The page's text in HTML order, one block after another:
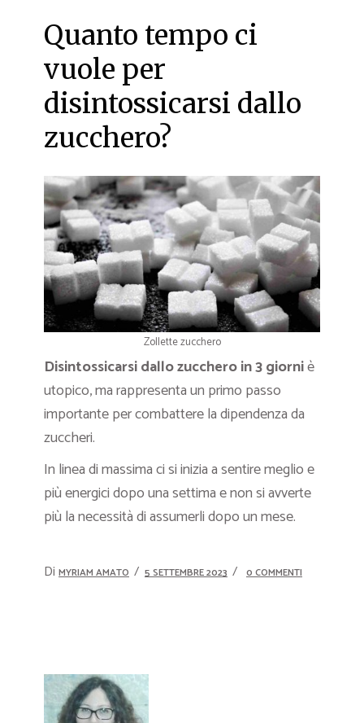
Quanto tempo ci
vuole per
disintossicarsi dallo
zucchero?
Zollette zucchero
Disintossicarsi dallo zucchero in 3 giorniè
utopico, ma rappresenta un primo passo
importante per combattere la dipendenza da
zuccheri.
In linea di massima ci si inizia a sentire meglio e
più energici dopo una settima e non si avverte
più la necessità di assumerli dopo un mese.
Di MYRIAM AMATO 5 SETTEMBRE 2023 0 COMMENTI